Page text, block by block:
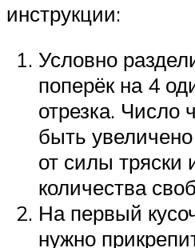
инструкции:
Условно
поперёк на 4
отрезка. Число
быть
от силы тряски
количества
На первый
нужно